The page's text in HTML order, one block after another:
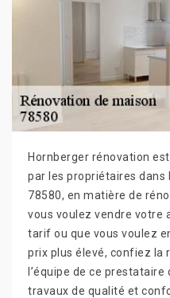
Hornberger rénovation
par les propriétaires dans
78580, en matière de
vous voulez vendre votre
tarif ou que vous voulez
prix plus élevé, confiez la
l’équipe de ce
travaux de qualité et